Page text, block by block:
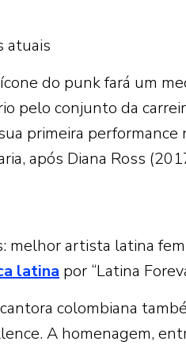
atuais
do punk fará um
pelo conjunto da
primeira performance
após Diana Ross
melhor artista latina
latina por “Latina
colombiana
A homenagem,